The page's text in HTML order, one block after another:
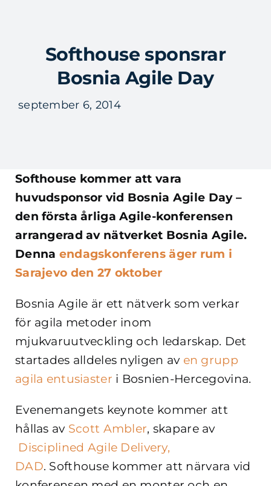
innehålletSofthouse sponsrar
Bosnia Agile Day
september 6, 2014
Softhouse kommer att vara
huvudsponsor vid Bosnia Agile Day –
den första årliga Agile-konferensen
arrangerad av nätverket Bosnia Agile.
Denna endagskonferens äger rum i
Sarajevo den 27 oktober
Bosnia Agile är ett nätverk som verkar
för agila metoder inom
mjukvaruutveckling och ledarskap. Det
startades alldeles nyligen av en grupp
agila entusiaster i Bosnien-Hercegovina.
Evenemangets keynote kommer att
hållas av Scott Ambler, skapare av
Disciplined Agile Delivery,
DAD. Softhouse kommer att närvara vid